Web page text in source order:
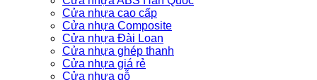
Cửa nhựa cao cấp
Cửa nhựa Composite
Cửa nhựa Đài Loan
Cửa nhựa ghép thanh
Cửa nhựa giá rẻ
Cửa nhựa gỗ